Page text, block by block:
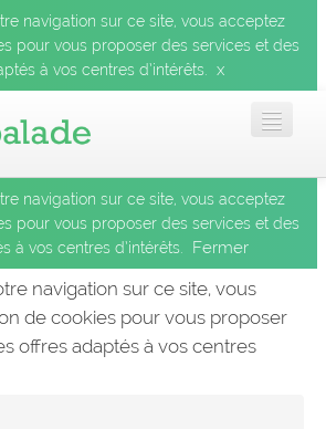
navigation sur ce site, vous acceptez
pour vous proposer des services et des
à vos centres d’intérêts.
x
Accueil
Les balades
Les espèces
navigation sur ce site, vous acceptez
pour vous proposer des services et des
à vos centres d’intérêts.
Fermer
navigation sur ce site, vous
de cookies pour vous proposer
offres adaptés à vos centres